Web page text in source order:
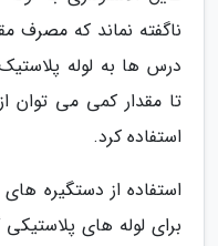
ناگفته نماند که مصرف
درس ها به لوله
تا مقدار کمی می توان
استفاده کرد.
استفاده از دستگیره
برای لوله های